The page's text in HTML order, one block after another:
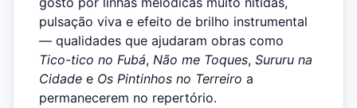
pulsação viva e efeito de brilho instrumental
— qualidades que ajudaram obras como
Tico-tico no Fubá, Não me Toques, Sururu na
Cidade e Os Pintinhos no Terreiro a
permanecerem no repertório.